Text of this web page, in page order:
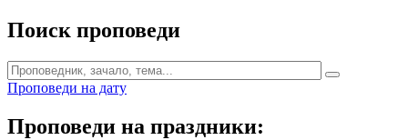
Поиск проповеди
Проповеди на дату
Проповеди на праздники: